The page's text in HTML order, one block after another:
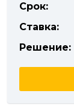
Срок:
Ставка:
Решение: